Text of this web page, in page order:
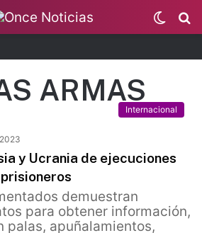
Switch
skin
ARMAS
Internacional
y Ucrania de ejecuciones
demuestran
para obtener información,
palas, apuñalamientos,